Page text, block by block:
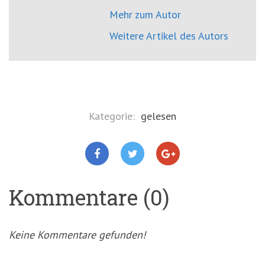
Mehr zum Autor
Weitere Artikel des Autors
Kategorie: gelesen
Kommentare (0)
Keine Kommentare gefunden!